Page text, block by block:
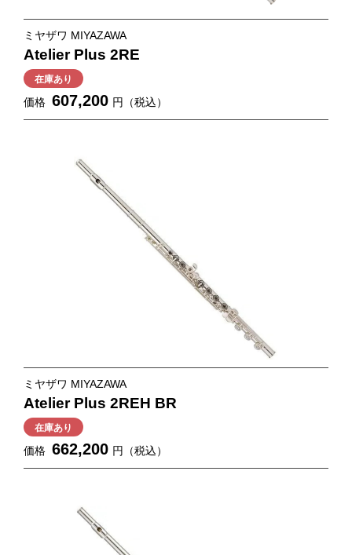
ミヤザワ MIYAZAWA
Atelier Plus 2RE
在庫あり
価格 607,200 円（税込）
ミヤザワ MIYAZAWA
Atelier Plus 2REH BR
在庫あり
価格 662,200 円（税込）